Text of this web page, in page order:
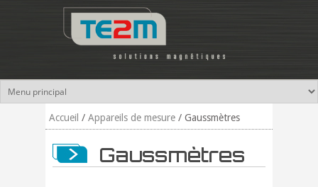
Aller au contenu principal
Accueil / Appareils de mesure / Gaussmètres
Gaussmètres